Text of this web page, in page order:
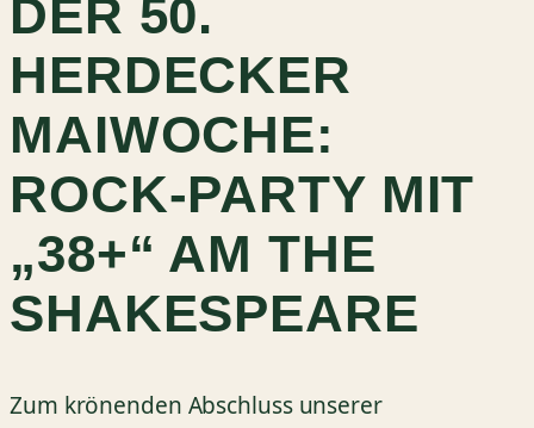
DER 50.
HERDECKER
MAIWOCHE:
ROCK-PARTY MIT
„38+“ AM THE
SHAKESPEARE
Zum krönenden Abschluss unserer